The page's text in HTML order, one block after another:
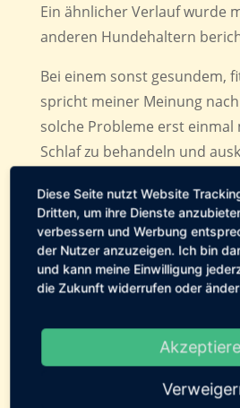
Ein ähnlicher Verlauf wurde
anderen Hundehaltern
Bei einem sonst gesundem,
spricht meiner Meinung
solche Probleme erst einmal
Schlaf zu behandeln und
Tierarzt gefahren und
werden.
Schließlich ist auch der
viele Hunde eine absolute
kann. Allerdings gibt es dafür
Rahmenbedingungen oder
Wann du einen Tierarzt
Diese Seite nutzt Website
Dritten, um ihre Dienste
verbessern und Werbung
der Nutzer anzuzeigen. Ich bin
und kann meine Einwilligung
die Zukunft widerrufen oder